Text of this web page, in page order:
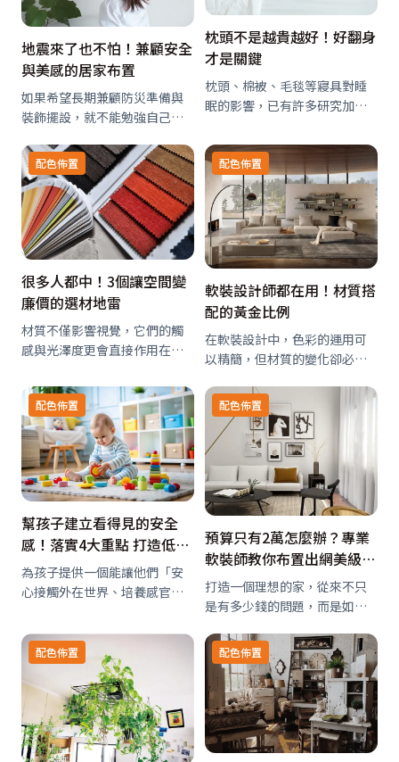
地震來了也不怕！兼顧安全
與美感的居家布置
如果希望長期兼顧防災準備與
裝飾擺設，就不能勉強自己將
的減災效果就可以了。舉例來
說，即使想在高處裝飾物品，
只要物品夠輕就沒有太大問
題；妥善挑選裝飾的位置，就
算擺上盤子風險也不大…
枕頭不是越貴越好！好翻身
才是關鍵
枕頭、棉被、毛毯等寢具對睡
眠的影響，已有許多研究加以
顯，所謂「換了枕頭就睡不
著」，說的正是這個道理。
配色佈置
很多人都中！3個讓空間變
廉價的選材地雷
材質不僅影響視覺，它們的觸
感與光澤度更會直接作用在身
腳踩上地毯、眼睛捕捉到反光
細節時，你感受到的，就是空
間的「質感」。 光滑與粗糙、
啞光與鏡面，不同表面所創造
的層次，就像音樂…
配色佈置
軟裝設計師都在用！材質搭
配的黃金比例
在軟裝設計中，色彩的運用可
以精簡，但材質的變化卻必須
色系為主時，如果缺少材質層
次，就容易流於平淡或單調。
此時，材質便成了色彩的延伸
語彙。
配色佈置
幫孩子建立看得見的安全
感！落實4大重點 打造低刺
激、易理解的生活環境
為孩子提供一個能讓他們「安
心接觸外在世界、培養感官辨
身體」的環境，是很重要的一
件事。那麼，該如何打造出這
種「低刺激」且「容易理解」
的環境呢？
配色佈置
預算只有2萬怎麼辦？專業
軟裝師教你布置出網美級的
家
打造一個理想的家，從來不只
是有多少錢的問題，而是如何
都有對家的想像，但現實中，
預算往往先於夢想成為我們的
第一道框架。與其感嘆資源有
限，不如學會如何用有限創造
出無限的可能。 預…
配色佈置 配色佈置